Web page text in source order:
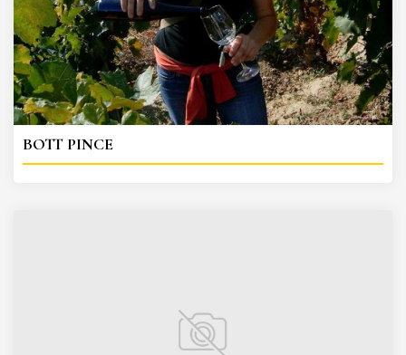
BOTT PINCE